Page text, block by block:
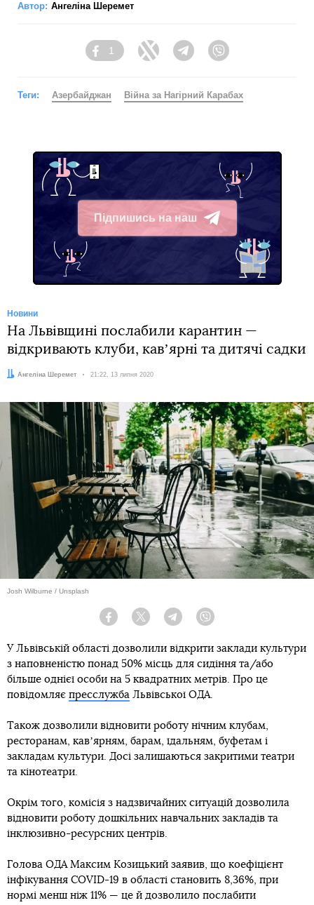
Автор: Ангеліна Шеремет
Facebook
1
Twitter TelegramViber
Теги: Азербайджан Війна за Нагірний Карабах
Підпишись на наш
Telegram
Новини
На Львівщині послабили карантин —
відкривають клуби, кавʼярні та дитячі садки
Автор:
Ангеліна Шеремет Дата:
21:22, 13 липня 2020
Josh Wilburne / Unsplash
Facebook Twitter Telegram
У Львівській області дозволили відкрити заклади культури
з наповненістю понад 50% місць для сидіння та/або
більше однієї особи на 5 квадратних метрів. Про це
повідомляє пресслужба Львівської ОДА.
Також дозволили відновити роботу нічним клубам,
ресторанам, кавʼярням, барам, їдальням, буфетам і
закладам культури. Досі залишаються закритими театри
та кінотеатри.
Окрім того, комісія з надзвичайних ситуацій дозволила
відновити роботу дошкільних навчальних закладів та
інклюзивно-ресурсних центрів.
Голова ОДА Максим Козицький заявив, що коефіцієнт
інфікування COVID-19 в області становить 8,36%, при
нормі менш ніж 11% — це й дозволило послабити